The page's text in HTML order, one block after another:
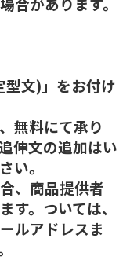
文)」をお付け
無料にて承り
伸文の追加はい
い。
、商品提供者
す。ついては、
ルアドレスま